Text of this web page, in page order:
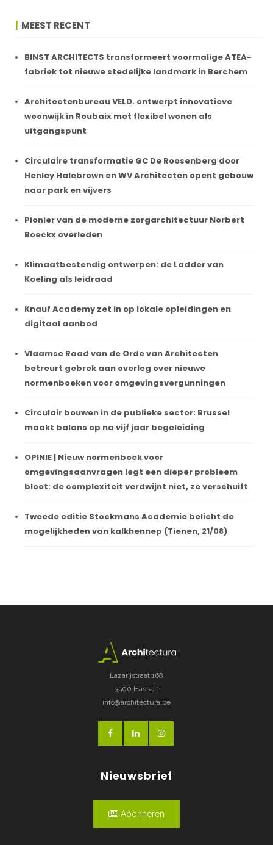
MEEST RECENT
BINST ARCHITECTS transformeert voormalige ATEA-
fabriek tot nieuwe stedelijke landmark in Berchem
Architectenbureau VELD. ontwerpt innovatieve
woonwijk in Roubaix met flexibel wonen als
uitgangspunt
Circulaire transformatie GC De Roosenberg door
Henley Halebrown en WV Architecten opent gebouw
naar park en vijvers
Pionier van de moderne zorgarchitectuur Norbert
Boeckx overleden
Klimaatbestendig ontwerpen: de Ladder van
Koeling als leidraad
Knauf Academy zet in op lokale opleidingen en
digitaal aanbod
Vlaamse Raad van de Orde van Architecten
betreurt gebrek aan overleg over nieuwe
normenboeken voor omgevingsvergunningen
Circulair bouwen in de publieke sector: Brussel
maakt balans op na vijf jaar begeleiding
OPINIE | Nieuw normenboek voor
omgevingsaanvragen legt een dieper probleem
bloot: de complexiteit verdwijnt niet, ze verschuift
Tweede editie Stockmans Academie belicht de
mogelijkheden van kalkhennep (Tienen, 21/08)
Lazarijstraat 168
3500 Hasselt
info@architectura.be
Nieuwsbrief
Abonneren